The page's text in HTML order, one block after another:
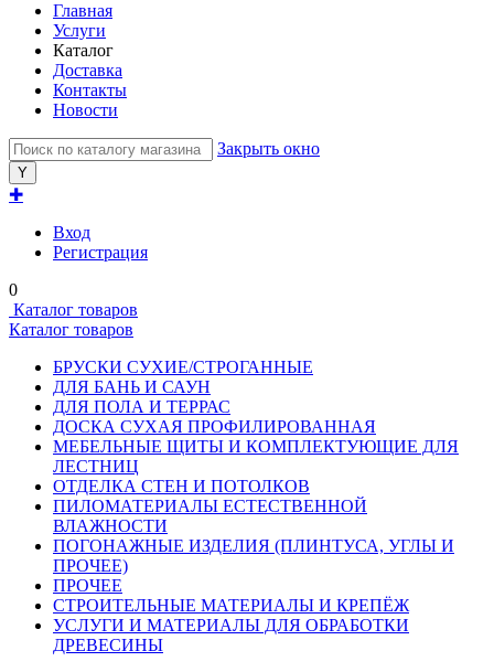
Главная
Услуги
Каталог
Доставка
Контакты
Новости
Закрыть окно
✚
Вход
Регистрация
0
Каталог товаров
Каталог товаров
БРУСКИ СУХИЕ/СТРОГАННЫЕ
ДЛЯ БАНЬ И САУН
ДЛЯ ПОЛА И ТЕРРАС
ДОСКА СУХАЯ ПРОФИЛИРОВАННАЯ
МЕБЕЛЬНЫЕ ЩИТЫ И КОМПЛЕКТУЮЩИЕ ДЛЯ
ЛЕСТНИЦ
ОТДЕЛКА СТЕН И ПОТОЛКОВ
ПИЛОМАТЕРИАЛЫ ЕСТЕСТВЕННОЙ
ВЛАЖНОСТИ
ПОГОНАЖНЫЕ ИЗДЕЛИЯ (ПЛИНТУСА, УГЛЫ И
ПРОЧЕЕ)
ПРОЧЕЕ
СТРОИТЕЛЬНЫЕ МАТЕРИАЛЫ И КРЕПЁЖ
УСЛУГИ И МАТЕРИАЛЫ ДЛЯ ОБРАБОТКИ
ДРЕВЕСИНЫ